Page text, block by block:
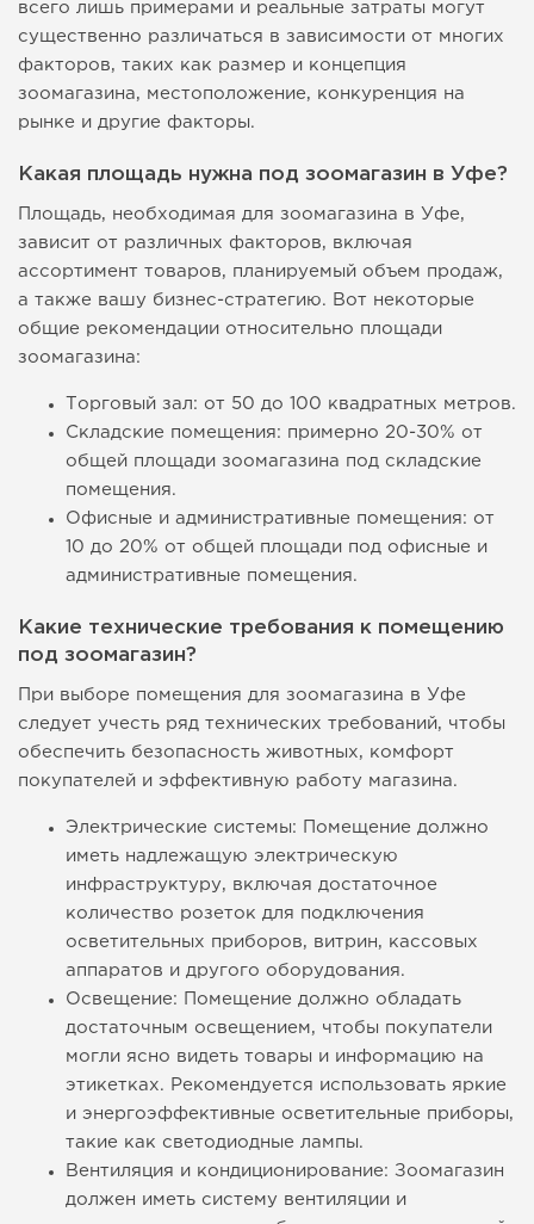
всего лишь примерами и реальные затраты могут
существенно различаться в зависимости от многих
факторов, таких как размер и концепция
зоомагазина, местоположение, конкуренция на
рынке и другие факторы.
Какая площадь нужна под зоомагазин в Уфе?
Площадь, необходимая для зоомагазина в Уфе,
зависит от различных факторов, включая
ассортимент товаров, планируемый объем продаж,
а также вашу бизнес-стратегию. Вот некоторые
общие рекомендации относительно площади
зоомагазина:
Торговый зал: от 50 до 100 квадратных метров.
Складские помещения: примерно 20-30% от
общей площади зоомагазина под складские
помещения.
Офисные и административные помещения: от
10 до 20% от общей площади под офисные и
административные помещения.
Какие технические требования к помещению
под зоомагазин?
При выборе помещения для зоомагазина в Уфе
следует учесть ряд технических требований, чтобы
обеспечить безопасность животных, комфорт
покупателей и эффективную работу магазина.
Электрические системы: Помещение должно
иметь надлежащую электрическую
инфраструктуру, включая достаточное
количество розеток для подключения
осветительных приборов, витрин, кассовых
аппаратов и другого оборудования.
Освещение: Помещение должно обладать
достаточным освещением, чтобы покупатели
могли ясно видеть товары и информацию на
этикетках. Рекомендуется использовать яркие
и энергоэффективные осветительные приборы,
такие как светодиодные лампы.
Вентиляция и кондиционирование: Зоомагазин
должен иметь систему вентиляции и